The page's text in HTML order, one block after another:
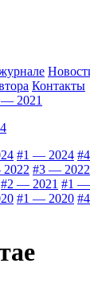
Контакты
— 2021
#1 — 2024
#3 — 2022
#2 — 2021 #1 —
#1 — 2020